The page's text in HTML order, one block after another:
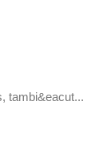
tambi&eacut...